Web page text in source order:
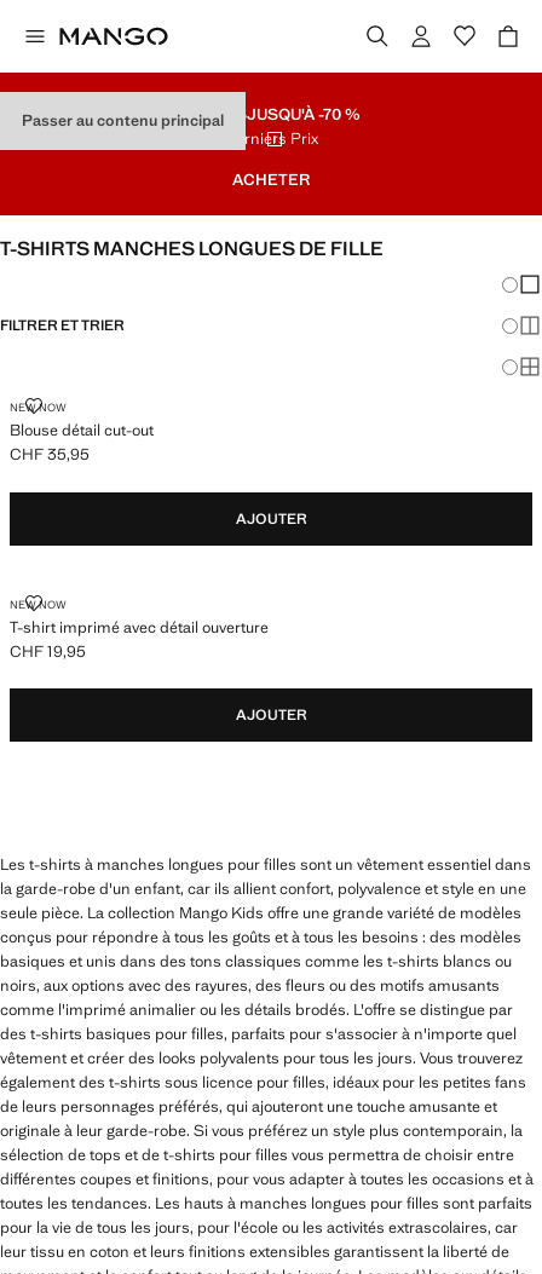
Passer au contenu principal
SOLDESJUSQU'À -70 %
Derniers Prix
ACHETER
T-SHIRTS MANCHES LONGUES DE FILLE
FILTRER ET TRIER
NEW NOW
Blouse détail cut-out
BLOUSE DÉTAIL CUT-OUT
Prix actuel [CHF 35,95 ]
CHF 35,95
AJOUTER
NEW NOW
T-shirt imprimé avec détail ouverture
T-SHIRT IMPRIMÉ AVEC DÉTAIL OUVERTURE
Prix actuel [CHF 19,95 ]
CHF 19,95
AJOUTER
Les t-shirts à manches longues pour filles sont un vêtement essentiel dans
la garde-robe d'un enfant, car ils allient confort, polyvalence et style en une
seule pièce. La collection Mango Kids offre une grande variété de modèles
conçus pour répondre à tous les goûts et à tous les besoins : des modèles
basiques et unis dans des tons classiques comme les t-shirts blancs ou
noirs, aux options avec des rayures, des fleurs ou des motifs amusants
comme l'imprimé animalier ou les détails brodés. L'offre se distingue par
des t-shirts basiques pour filles, parfaits pour s'associer à n'importe quel
vêtement et créer des looks polyvalents pour tous les jours. Vous trouverez
également des t-shirts sous licence pour filles, idéaux pour les petites fans
de leurs personnages préférés, qui ajouteront une touche amusante et
originale à leur garde-robe. Si vous préférez un style plus contemporain, la
sélection de tops et de t-shirts pour filles vous permettra de choisir entre
différentes coupes et finitions, pour vous adapter à toutes les occasions et à
toutes les tendances. Les hauts à manches longues pour filles sont parfaits
pour la vie de tous les jours, pour l'école ou les activités extrascolaires, car
leur tissu en coton et leurs finitions extensibles garantissent la liberté de